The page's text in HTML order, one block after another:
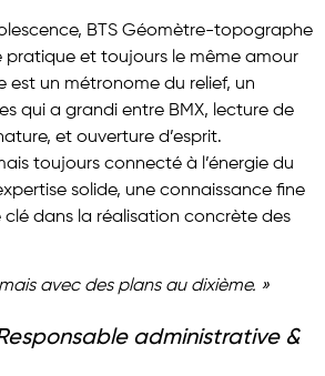
BTS Géomètre-topographe
pratique et toujours le même amour
est un métronome du relief, un
qui a grandi entre BMX, lecture de
et ouverture d’esprit.
toujours connecté à l’énergie du
solide, une connaissance fine
clé dans la réalisation concrète des
avec des plans au dixième. »
administrative &